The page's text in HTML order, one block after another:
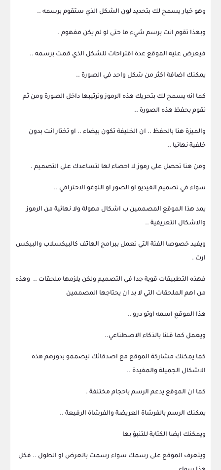
وهو خيار يسمح لك بتحديد لون الشكل الذي ستقوم برسمه ..
وبهذا تقوم انت برسم شيء ما حتى لو لم يكن مفهوم .
فيعرض عليه الموقع عدة اقتراحات للشكل الذي قمت برسمه ..
يمكنك اضافة اكثر من شكل واحد في الصورة ..
كما انه يسمح لك بتحريك هذه الرموز وترتيبها داخل الصورة ومن ثم
تقوم بحفظ هذه الصورة ..
والميزة هنا بالحفظ .. ان الخليفة تكون بيضاء .. او تختار انت بدون
خلفية نهائيا ..
ومن هنا تحصل على رموز لا احصاء لها لتساعدك على التصميم .
سواء في تصميم الفيديو او الصور او اللوغو الاحترافي ..
يمد هذا الموقع المصممين ب اشكال مهولة ولا نهائية من الرموز
والاشكال التعريفية ..
ويفيد خصوصا الفئة التي تعمل ببرامج الهاتف كالبيكسلاب والبيكس
ارت .
فهذه التطبيقات قوية جدا في التصميم ولكن يلزمها ملحقات .. وهذه
من اهم الملحقات التي لا بد ان يحتاجها المصممين
هذا الموقع اسمه اوتو درو ..
ويعمل كما قلنا بالذكاء الاصطناعي..
كما يمكنك مشاركة الموقع مع اصدقائك ليصممو بدورهم هذه
الاشكال الجميلة والمفيدة ..
كما ان الموقع يدعم الرسم باحجام مختلفة .
يمكنك الرسم بالفرشاة العريضة والفرشاة الرفيعة ..
ويمكنك ايضا الكتابة للتنبؤ بها
ويتعرف الموقع على رسمك سواء رسمت بالعرض او الطول .. فكل